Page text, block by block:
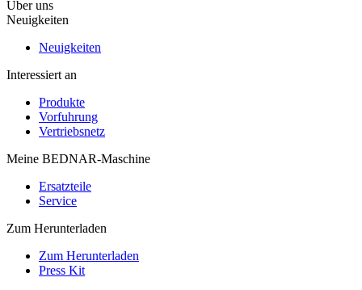
Über uns
Neuigkeiten
Neuigkeiten
Interessiert an
Produkte
Vorfuhrung
Vertriebsnetz
Meine BEDNAR-Maschine
Ersatzteile
Service
Zum Herunterladen
Zum Herunterladen
Press Kit